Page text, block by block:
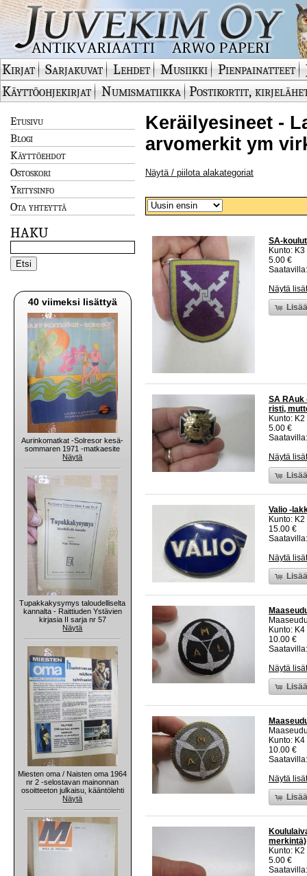
Kirjat Sarjakuvat Lehdet Musiikki Pienpainatteet
Käyttöohjekirjat
Numismatiikka Postikortit,
Etusivu
Blogi
Käyttöehdot
Ostoskori
Yritysinfo
Ota yhteyttä
HAKU
40 viimeksi lisättyä
Aurinkomatkat -Solresor kesä-
sommaren 1971 -matkaesite
Näytä
Tupakkakysymys taloudelliselta
kannalta - Raittiuden Ystävien
kirjasia II sarja nr 57
Näytä
Miesten oma / Naisten oma 1964
nr 2 -selostavan mainonnan
osoitteeton julkaisu, kääntölehti
Näytä
Keräilyesineet -
arvomerkit ym
Näytä / piilota alakategoriat
SA-
Kunto:
5.00 €
Näytä
SA RAuk
risti,
Kunto:
5.00 €
Näytä
Valio -
Kunto:
15.00 €
Näytä
Kunto:
10.00 €
Näytä
Kunto:
10.00 €
Näytä
merkintä)
Kunto:
5.00 €